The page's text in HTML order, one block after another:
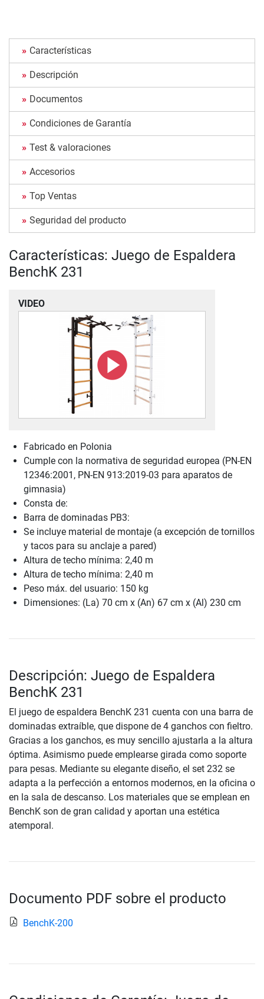
Características
Descripción
Documentos
Condiciones de Garantía
Test & valoraciones
Accesorios
Top Ventas
Seguridad del producto
Características: Juego de Espaldera
BenchK 231
VIDEO
Fabricado en Polonia
Cumple con la normativa de seguridad europea (PN-EN
12346:2001, PN-EN 913:2019-03 para aparatos de
gimnasia)
Consta de:
Barra de dominadas PB3:
Se incluye material de montaje (a excepción de tornillos
y tacos para su anclaje a pared)
Altura de techo mínima: 2,40 m
Altura de techo mínima: 2,40 m
Peso máx. del usuario: 150 kg
Dimensiones: (La) 70 cm x (An) 67 cm x (Al) 230 cm
Descripción: Juego de Espaldera
BenchK 231
El juego de espaldera BenchK 231 cuenta con una barra de
dominadas extraíble, que dispone de 4 ganchos con fieltro.
Gracias a los ganchos, es muy sencillo ajustarla a la altura
óptima. Asimismo puede emplearse girada como soporte
para pesas. Mediante su elegante diseño, el set 232 se
adapta a la perfección a entornos modernos, en la oficina o
en la sala de descanso. Los materiales que se emplean en
BenchK son de gran calidad y aportan una estética
atemporal.
Documento PDF sobre el producto
BenchK-200